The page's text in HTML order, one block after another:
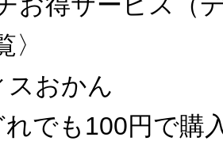
スおかん
れでも100円で購